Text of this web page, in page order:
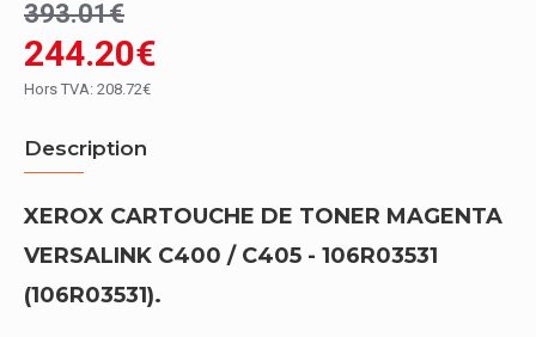
244.20€
393.01€
Hors TVA: 208.72€
Description
XEROX CARTOUCHE DE TONER MAGENTA
VERSALINK C400 / C405 - 106R03531
(106R03531).